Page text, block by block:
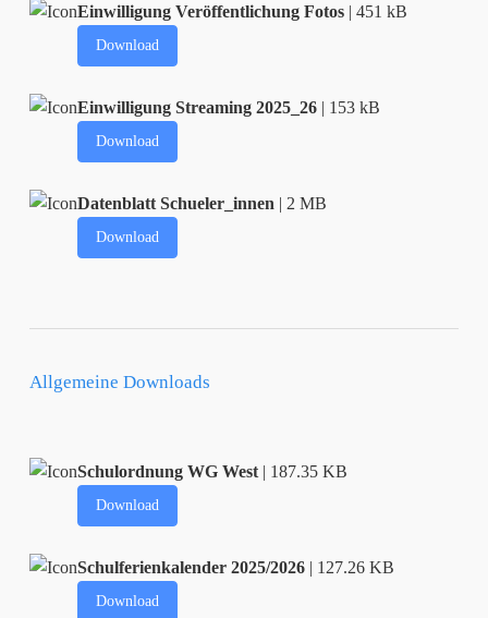
Einwilligung Veröffentlichung Fotos | 451 kB
Download
Einwilligung Streaming 2025_26 | 153 kB
Download
Datenblatt Schueler_innen | 2 MB
Download
Allgemeine Downloads
Schulordnung WG West | 187.35 KB
Download
Schulferienkalender 2025/2026 | 127.26 KB
Download